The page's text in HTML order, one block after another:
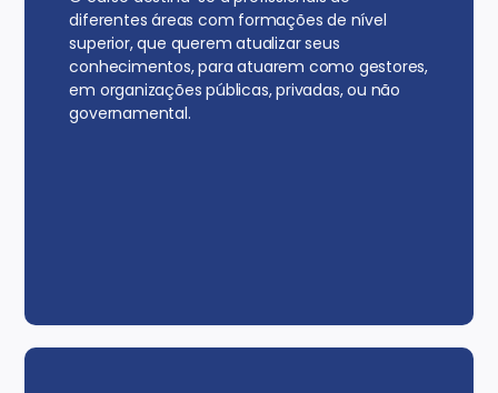
diferentes áreas com formações de nível
superior, que querem atualizar seus
conhecimentos, para atuarem como gestores,
em organizações públicas, privadas, ou não
governamental.